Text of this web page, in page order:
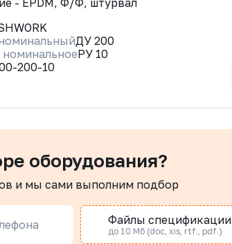
- EPDM, Ф/Ф, штурвал
ДУ 200
РУ 10
200-10
оборудования?
и мы сами выполним подбор
Файлы спецификации
до 10 Мб (doc, xis, rtf., pdf.)